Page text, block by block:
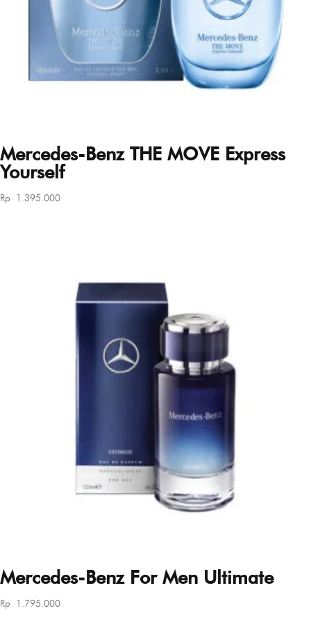
Mercedes-Benz THE MOVE Express
Yourself
Rp 1.395.000
Mercedes-Benz For Men Ultimate
Rp 1.795.000